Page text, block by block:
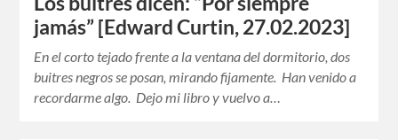
jamás” [Edward Curtin, 27.02.2023]
En el corto tejado frente a la ventana del dormitorio, dos
buitres negros se posan, mirando fijamente. Han venido a
recordarme algo. Dejo mi libro y vuelvo a…